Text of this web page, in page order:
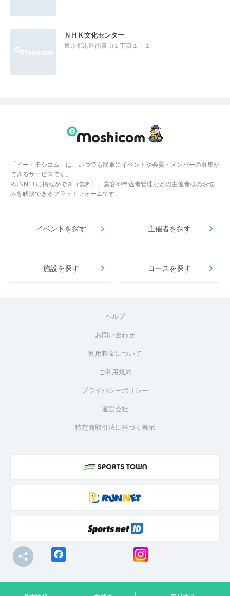
ＮＨＫ文化センター
東京都港区南青山１丁目１－１
「イー・モシコム」は、いつでも簡単にイベントや会員・メンバーの募集が
できるサービスです。
RUNNETに掲載ができ（無料）、集客や申込者管理などの主催者様のお悩
みを解決できるプラットフォームです。
イベントを探す 主催者を探す
施設を探す コースを探す
ヘルプ
お問い合わせ
利用料金について
ご利用規約
プライバシーポリシー
運営会社
特定商取引法に基づく表示